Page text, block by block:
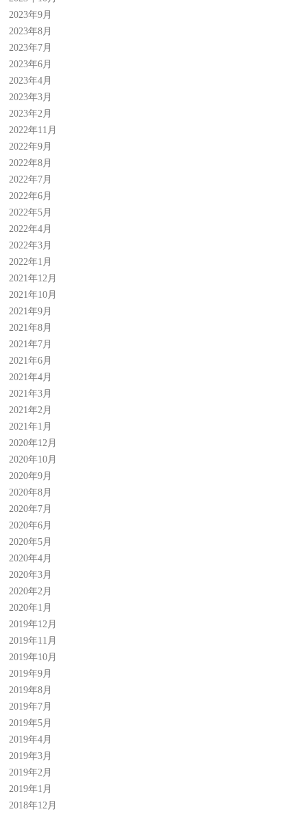
2023年9月
2023年8月
2023年7月
2023年6月
2023年4月
2023年3月
2023年2月
2022年11月
2022年9月
2022年8月
2022年7月
2022年6月
2022年5月
2022年4月
2022年3月
2022年1月
2021年12月
2021年10月
2021年9月
2021年8月
2021年7月
2021年6月
2021年4月
2021年3月
2021年2月
2021年1月
2020年12月
2020年10月
2020年9月
2020年8月
2020年7月
2020年6月
2020年5月
2020年4月
2020年3月
2020年2月
2020年1月
2019年12月
2019年11月
2019年10月
2019年9月
2019年8月
2019年7月
2019年5月
2019年4月
2019年3月
2019年2月
2019年1月
2018年12月